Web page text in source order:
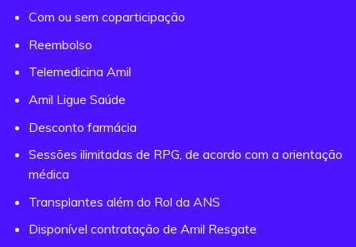
Com ou sem coparticipação
Reembolso
Telemedicina Amil
Amil Ligue Saúde
Desconto farmácia
Sessões ilimitadas de RPG, de acordo com a orientação
médica
Transplantes além do Rol da ANS
Disponível contratação de Amil Resgate